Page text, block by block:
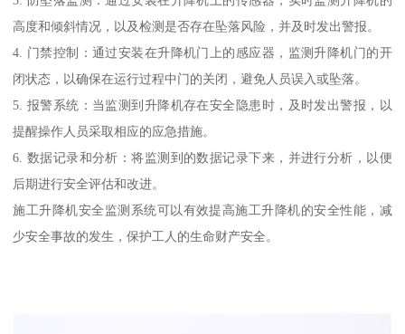
高度和倾斜情况，以及检测是否存在坠落风险，并及时发出警报。
4. 门禁控制：通过安装在升降机门上的感应器，监测升降机门的开
闭状态，以确保在运行过程中门的关闭，避免人员误入或坠落。
5. 报警系统：当监测到升降机存在安全隐患时，及时发出警报，以
提醒操作人员采取相应的应急措施。
6. 数据记录和分析：将监测到的数据记录下来，并进行分析，以便
后期进行安全评估和改进。
施工升降机安全监测系统可以有效提高施工升降机的安全性能，减
少安全事故的发生，保护工人的生命财产安全。